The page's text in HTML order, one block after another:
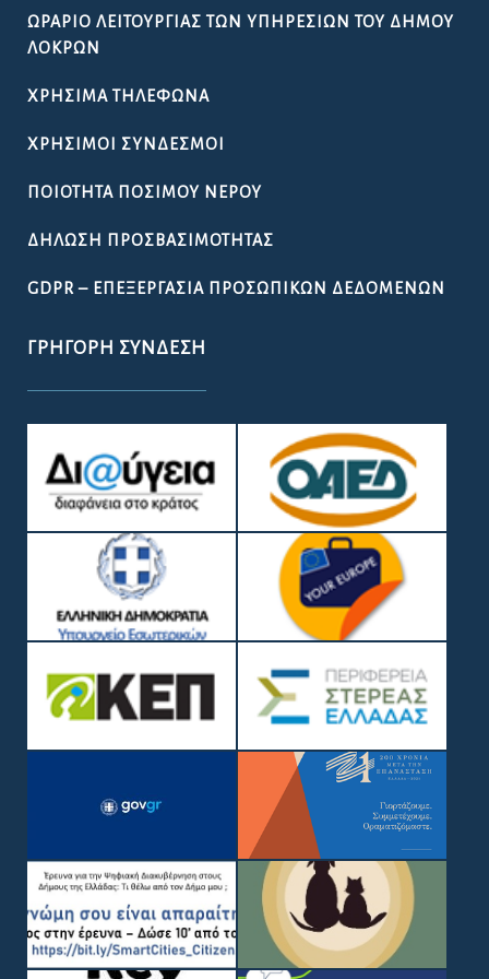
ΩΡΆΡΙΟ ΛΕΙΤΟΥΡΓΊΑΣ ΤΩΝ ΥΠΗΡΕΣΙΏΝ ΤΟΥ ΔΉΜΟΥ
ΛΟΚΡΏΝ
ΧΡΉΣΙΜΑ ΤΗΛΈΦΩΝΑ
ΧΡΉΣΙΜΟΙ ΣΎΝΔΕΣΜΟΙ
ΠΟΙΌΤΗΤΑ ΠΌΣΙΜΟΥ ΝΕΡΟΎ
ΔΉΛΩΣΗ ΠΡΟΣΒΑΣΙΜΌΤΗΤΑΣ
GDPR – ΕΠΕΞΕΡΓΑΣΙΑ ΠΡΟΣΩΠΙΚΩΝ ΔΕΔΟΜΕΝΩΝ
ΓΡΉΓΟΡΗ ΣΎΝΔΕΣΗ